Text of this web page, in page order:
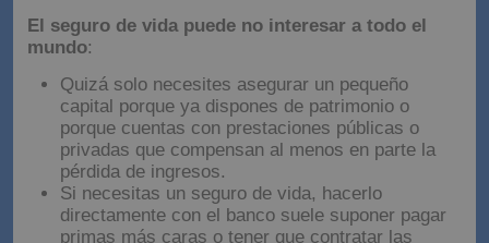
El seguro de vida puede no interesar a todo el
mundo:
Quizá solo necesites asegurar un pequeño
capital porque ya dispones de patrimonio o
porque cuentas con prestaciones públicas o
privadas que compensan al menos en parte la
pérdida de ingresos.
Si necesitas un seguro de vida, hacerlo
directamente con el banco suele suponer pagar
primas más caras o tener que contratar las